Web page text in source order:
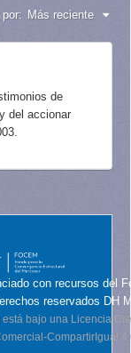
Más reciente
de
del accionar
con recursos del
reservados DH
está bajo una Licencia
CompartirIgual